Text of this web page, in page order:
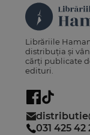
Librăriile
distribuția și
cărți publicate
edituri.
031 425 42